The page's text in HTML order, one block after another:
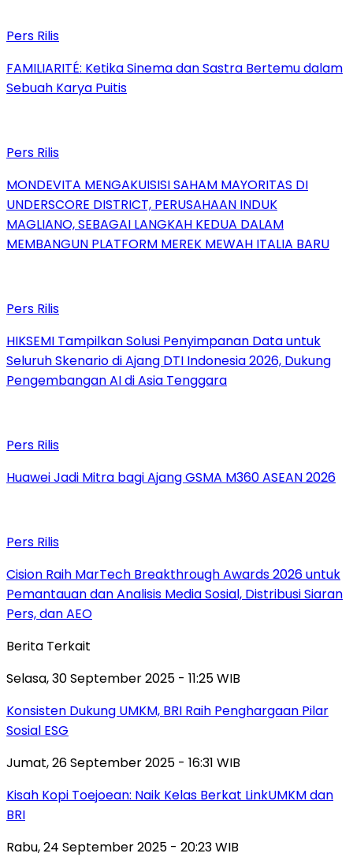
Pers Rilis
FAMILIARITÉ: Ketika Sinema dan Sastra Bertemu dalam
Sebuah Karya Puitis
Pers Rilis
MONDEVITA MENGAKUISISI SAHAM MAYORITAS DI
UNDERSCORE DISTRICT, PERUSAHAAN INDUK
MAGLIANO, SEBAGAI LANGKAH KEDUA DALAM
MEMBANGUN PLATFORM MEREK MEWAH ITALIA BARU
Pers Rilis
HIKSEMI Tampilkan Solusi Penyimpanan Data untuk
Seluruh Skenario di Ajang DTI Indonesia 2026, Dukung
Pengembangan AI di Asia Tenggara
Pers Rilis
Huawei Jadi Mitra bagi Ajang GSMA M360 ASEAN 2026
Pers Rilis
Cision Raih MarTech Breakthrough Awards 2026 untuk
Pemantauan dan Analisis Media Sosial, Distribusi Siaran
Pers, dan AEO
Berita Terkait
Selasa, 30 September 2025 - 11:25 WIB
Konsisten Dukung UMKM, BRI Raih Penghargaan Pilar
Sosial ESG
Jumat, 26 September 2025 - 16:31 WIB
Kisah Kopi Toejoean: Naik Kelas Berkat LinkUMKM dan
BRI
Rabu, 24 September 2025 - 20:23 WIB